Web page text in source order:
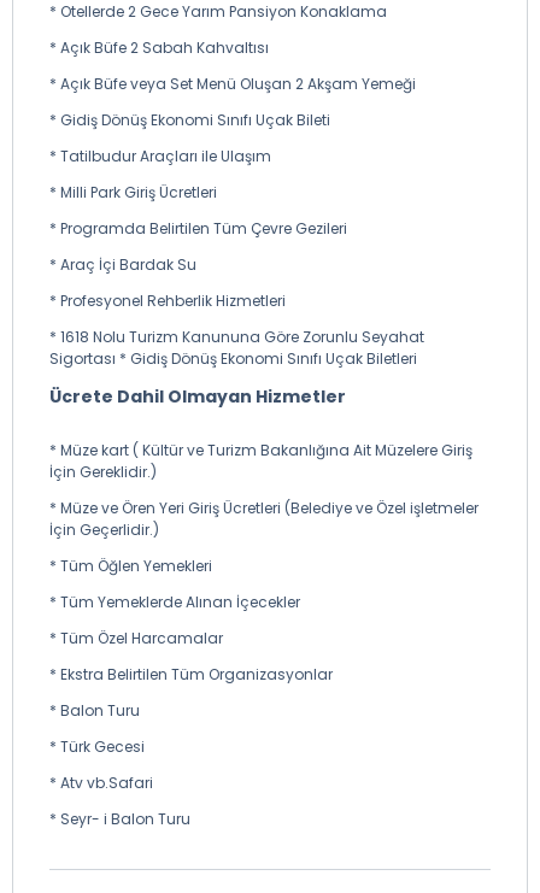
alınacaktır. (Ekstra)
* Akşam Yemeği: Otelde alınacak olup, tur ücretine
dahildir.
* Konaklama Oteli: Seçilen otelde konaklama
* Otellerde 2 Gece Yarım Pansiyon Konaklama
* Açık Büfe 2 Sabah Kahvaltısı
* Açık Büfe veya Set Menü Oluşan 2 Akşam Yemeği
* Gidiş Dönüş Ekonomi Sınıfı Uçak Bileti
* Tatilbudur Araçları ile Ulaşım
* Milli Park Giriş Ücretleri
* Programda Belirtilen Tüm Çevre Gezileri
* Araç İçi Bardak Su
* Profesyonel Rehberlik Hizmetleri
* 1618 Nolu Turizm Kanununa Göre Zorunlu Seyahat
Sigortası * Gidiş Dönüş Ekonomi Sınıfı Uçak Biletleri
Ücrete Dahil Olmayan Hizmetler
* Müze kart ( Kültür ve Turizm Bakanlığına Ait Müzelere Giriş
İçin Gereklidir.)
* Müze ve Ören Yeri Giriş Ücretleri (Belediye ve Özel işletmeler
İçin Geçerlidir.)
* Tüm Öğlen Yemekleri
* Tüm Yemeklerde Alınan İçecekler
* Tüm Özel Harcamalar
* Ekstra Belirtilen Tüm Organizasyonlar
* Balon Turu
* Türk Gecesi
* Atv vb.Safari
* Seyr- i Balon Turu